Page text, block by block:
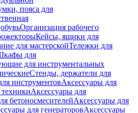
пояса для
Организация рабочего
Кейсы, ящики для
для мастерскойТележки для
для
для инструментальных
Стенды, держатели для
инструментовАксессуары для
Аксессуары для
бетоносмесителейАксессуары для
для генераторовАксессуары